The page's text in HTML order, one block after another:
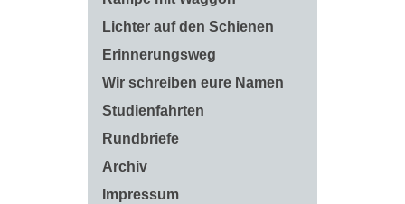
Lichter auf den Schienen
Erinnerungsweg
Wir schreiben eure Namen
Studienfahrten
Rundbriefe
Archiv
Impressum